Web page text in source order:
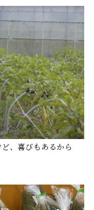
、喜びもあるから